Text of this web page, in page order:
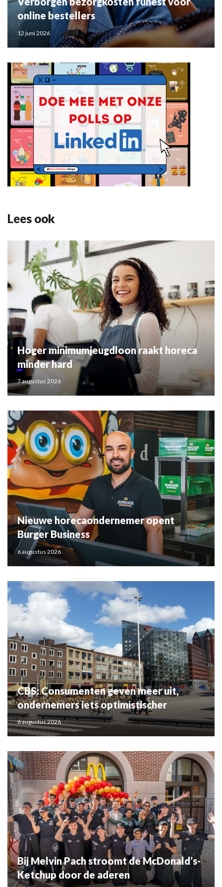
online bestellers
12 juni 2026
Lees ook
Hoger minimumjeugdloon raakt horeca
minder hard
7 augustus 2026
Nieuwe horecaondernemer opent
Burger Business
6 augustus 2026
CBS: Consumenten geven meer uit,
ondernemers iets optimistischer
6 augustus 2026
Bij Melvin Pach stroomt de McDonald’s-
Ketchup door de aderen